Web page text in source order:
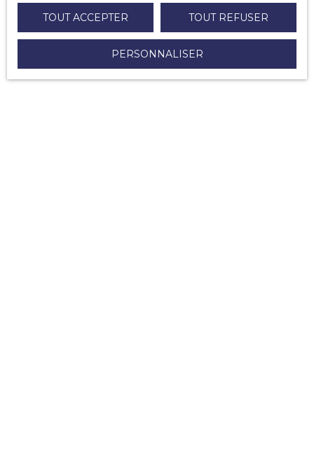
sélectionnée,
Décliner la totalité des offressi aucune ne
TOUT ACCEPTER TOUT REFUSER
PERSONNALISER